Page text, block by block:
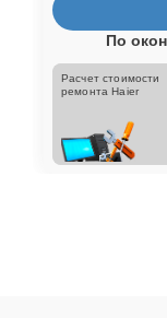
По
Расчет стоимости
ремонта Haier